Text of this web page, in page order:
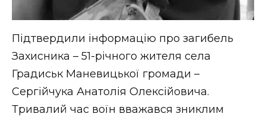
Підтвердили інформацію про загибель
Захисника – 51-річного жителя села
Градиськ Маневицької громади –
Сергійчука Анатолія Олексійовича.
Тривалий час воїн вважався зниклим